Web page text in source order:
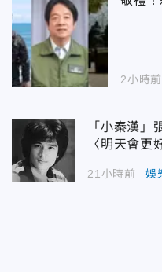
2小時前
「小秦漢
〈明天會更
21小時前 娛